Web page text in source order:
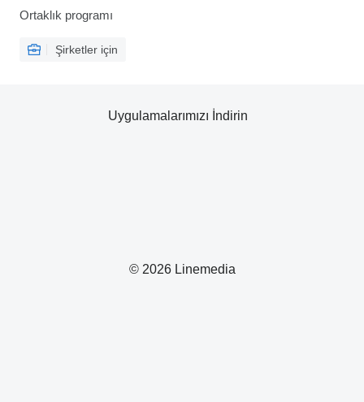
Ortaklık programı
Şirketler için
© 2026 Linemedia
Uygulamalarımızı İndirin